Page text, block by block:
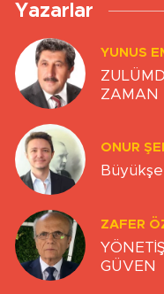
Yazarlar
YUNUS
ZAMAN
ONUR
ZAFER
GÜVEN